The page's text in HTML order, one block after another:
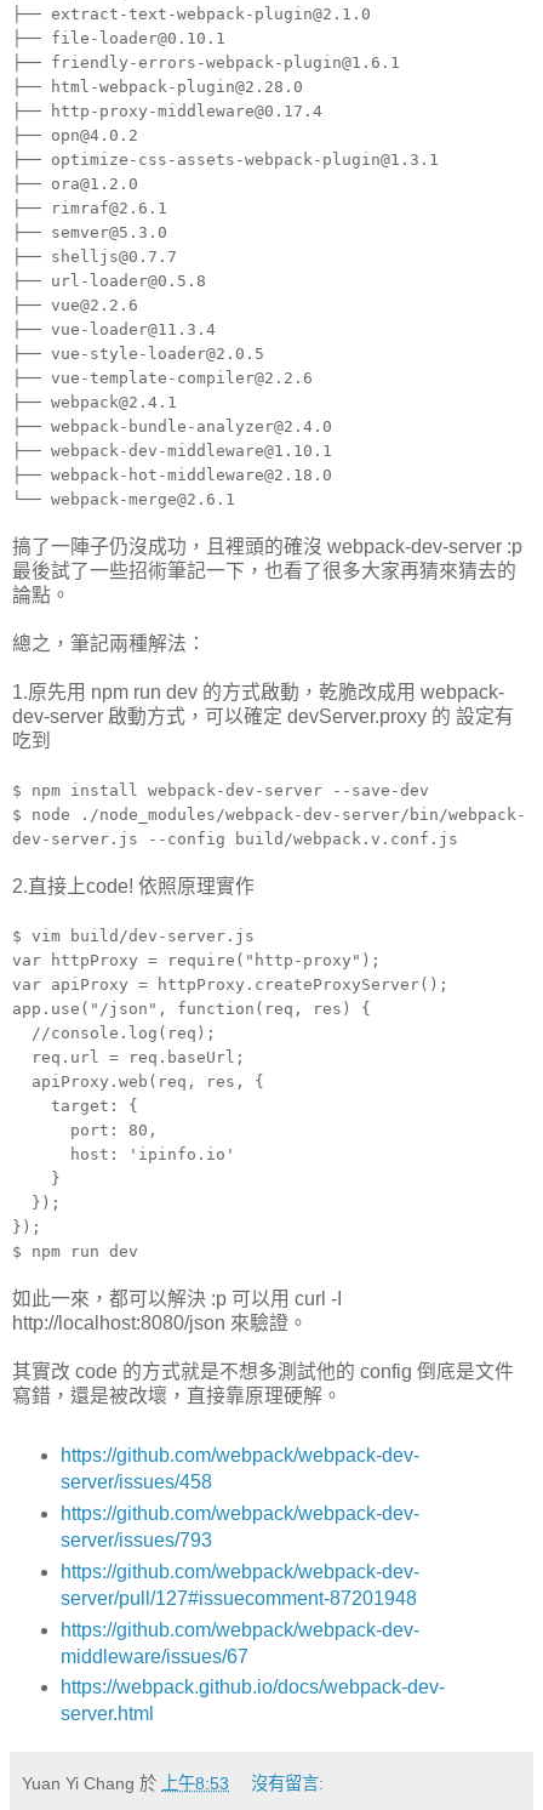
├── extract-text-webpack-plugin@2.1.0
├── file-loader@0.10.1
├── friendly-errors-webpack-plugin@1.6.1
├── html-webpack-plugin@2.28.0
├── http-proxy-middleware@0.17.4
├── opn@4.0.2
├── optimize-css-assets-webpack-plugin@1.3.1
├── ora@1.2.0
├── rimraf@2.6.1
├── semver@5.3.0
├── shelljs@0.7.7
├── url-loader@0.5.8
├── vue@2.2.6
├── vue-loader@11.3.4
├── vue-style-loader@2.0.5
├── vue-template-compiler@2.2.6
├── webpack@2.4.1
├── webpack-bundle-analyzer@2.4.0
├── webpack-dev-middleware@1.10.1
├── webpack-hot-middleware@2.18.0
└── webpack-merge@2.6.1
搞了一陣子仍沒成功，且裡頭的確沒 webpack-dev-server :p
最後試了一些招術筆記一下，也看了很多大家再猜來猜去的
論點。
總之，筆記兩種解法：
1.原先用 npm run dev 的方式啟動，乾脆改成用 webpack-
dev-server 啟動方式，可以確定 devServer.proxy 的 設定有
吃到
$ npm install webpack-dev-server --save-dev
$ node ./node_modules/webpack-dev-server/bin/webpack-
dev-server.js --config build/webpack.v.conf.js
2.直接上code! 依照原理實作
$ vim build/dev-server.js
var httpProxy = require("http-proxy");
var apiProxy = httpProxy.createProxyServer();
app.use("/json", function(req, res) {
//console.log(req);
req.url = req.baseUrl;
apiProxy.web(req, res, {
target: {
port: 80,
host: 'ipinfo.io'
}
});
});
$ npm run dev
如此一來，都可以解決 :p 可以用 curl -I
http://localhost:8080/json 來驗證。
其實改 code 的方式就是不想多測試他的 config 倒底是文件
寫錯，還是被改壞，直接靠原理硬解。
https://github.com/webpack/webpack-dev-
server/issues/458
https://github.com/webpack/webpack-dev-
server/issues/793
https://github.com/webpack/webpack-dev-
server/pull/127#issuecomment-87201948
https://github.com/webpack/webpack-dev-
middleware/issues/67
https://webpack.github.io/docs/webpack-dev-
server.html
Yuan Yi Chang 於 上午8:53 沒有留言: